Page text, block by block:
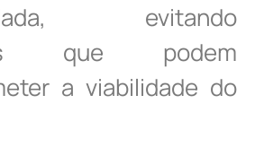
evitando
que podem
a viabilidade do